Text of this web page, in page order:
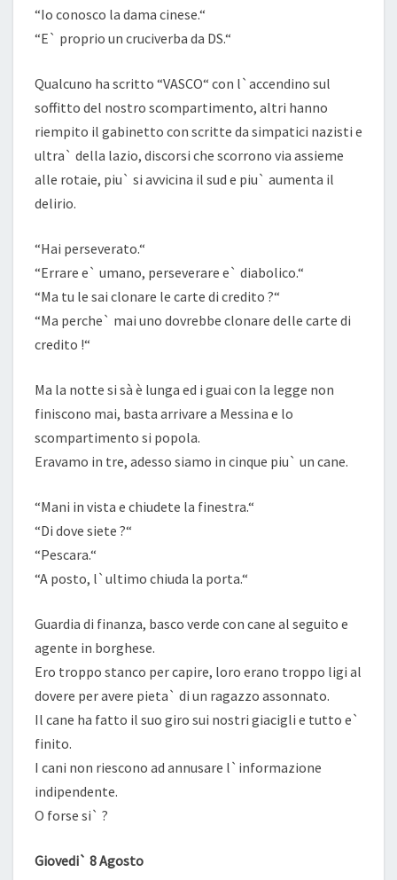
“Io conosco la dama cinese.“
“E` proprio un cruciverba da DS.“
Qualcuno ha scritto “VASCO“ con l`accendino sul
soffitto del nostro scompartimento, altri hanno
riempito il gabinetto con scritte da simpatici nazisti e
ultra` della lazio, discorsi che scorrono via assieme
alle rotaie, piu` si avvicina il sud e piu` aumenta il
delirio.
“Hai perseverato.“
“Errare e` umano, perseverare e` diabolico.“
“Ma tu le sai clonare le carte di credito ?“
“Ma perche` mai uno dovrebbe clonare delle carte di
credito !“
Ma la notte si sà è lunga ed i guai con la legge non
finiscono mai, basta arrivare a Messina e lo
scompartimento si popola.
Eravamo in tre, adesso siamo in cinque piu` un cane.
“Mani in vista e chiudete la finestra.“
“Di dove siete ?“
“Pescara.“
“A posto, l`ultimo chiuda la porta.“
Guardia di finanza, basco verde con cane al seguito e
agente in borghese.
Ero troppo stanco per capire, loro erano troppo ligi al
dovere per avere pieta` di un ragazzo assonnato.
Il cane ha fatto il suo giro sui nostri giacigli e tutto e`
finito.
I cani non riescono ad annusare l`informazione
indipendente.
O forse si` ?
Giovedi` 8 Agosto